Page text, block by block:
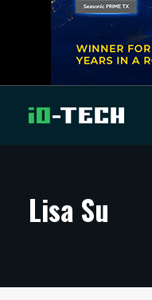
ARTIKKELIT
TECHBBS
Lisa Su